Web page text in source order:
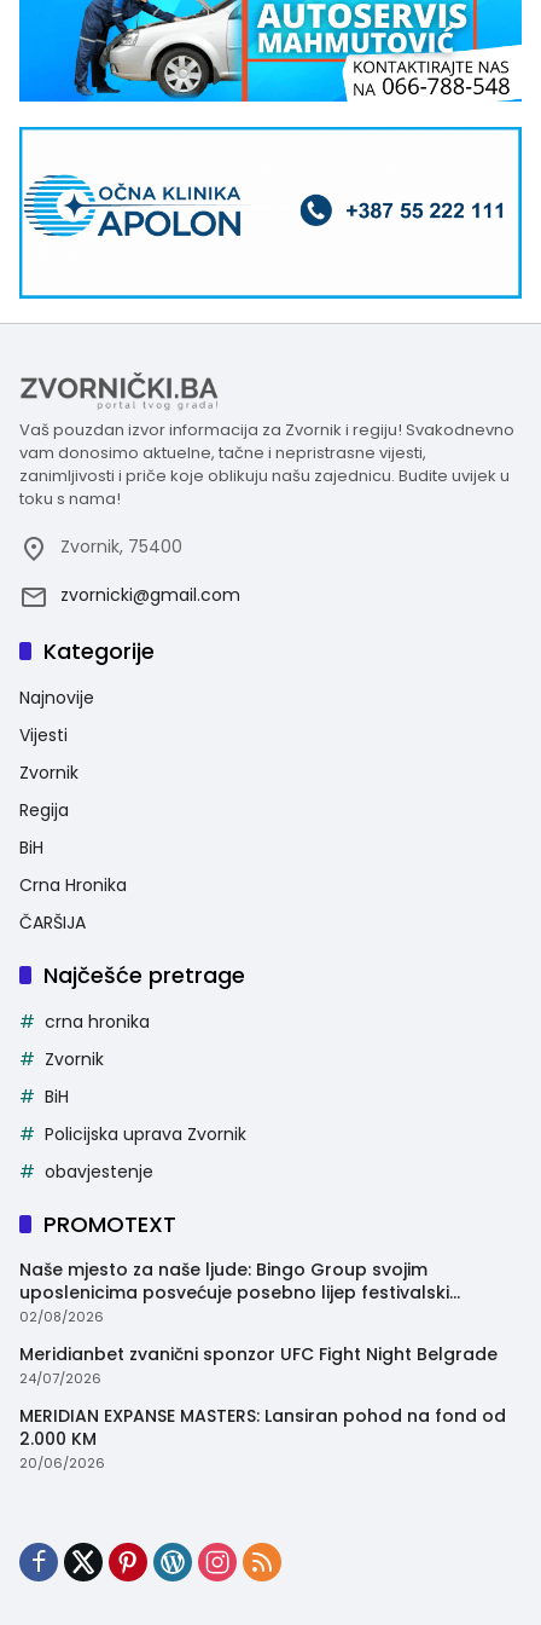
Vaš pouzdan izvor informacija za Zvornik i regiju! Svakodnevno
vam donosimo aktuelne, tačne i nepristrasne vijesti,
zanimljivosti i priče koje oblikuju našu zajednicu. Budite uvijek u
toku s nama!
Zvornik, 75400
zvornicki@gmail.com
Kategorije
Najnovije
Vijesti
Zvornik
Regija
BiH
Crna Hronika
ČARŠIJA
Najčešće pretrage
crna hronika
Zvornik
BiH
Policijska uprava Zvornik
obavjestenje
PROMOTEXT
Naše mjesto za naše ljude: Bingo Group svojim
uposlenicima posvećuje posebno lijep festivalski
trenutak
02/08/2026
Meridianbet zvanični sponzor UFC Fight Night Belgrade
24/07/2026
MERIDIAN EXPANSE MASTERS: Lansiran pohod na fond od
2.000 KM
20/06/2026